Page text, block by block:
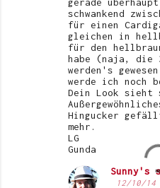
schwankend
für einen
gleichen in
für den
habe (naja, die
werden's
werde ich noch
Dein Look sieht
Hingucker
mehr.
LG
Gunda
12/10/14